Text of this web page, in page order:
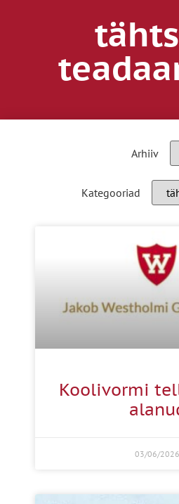
Arhiiv
Kategooriad
Koolivormi
03/06/2026